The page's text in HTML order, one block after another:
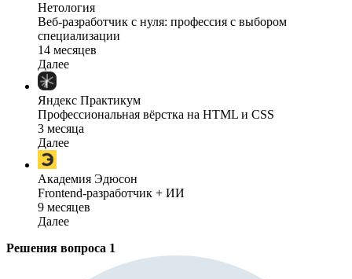
Нетология
Веб-разработчик с нуля: профессия с выбором
специализации
14 месяцев
Далее
Яндекс Практикум
Профессиональная вёрстка на HTML и CSS
3 месяца
Далее
Академия Эдюсон
Frontend-разработчик + ИИ
9 месяцев
Далее
Решения вопроса 1